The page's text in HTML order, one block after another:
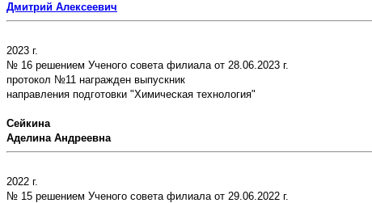
Дмитрий Алексеевич
2023 г.
№ 16 решением Ученого совета филиала от 28.06.2023 г.
протокол №11 награжден выпускник
направления подготовки "Химическая технология"
Сейкина
Аделина Андреевна
2022 г.
№ 15 решением Ученого совета филиала от 29.06.2022 г.